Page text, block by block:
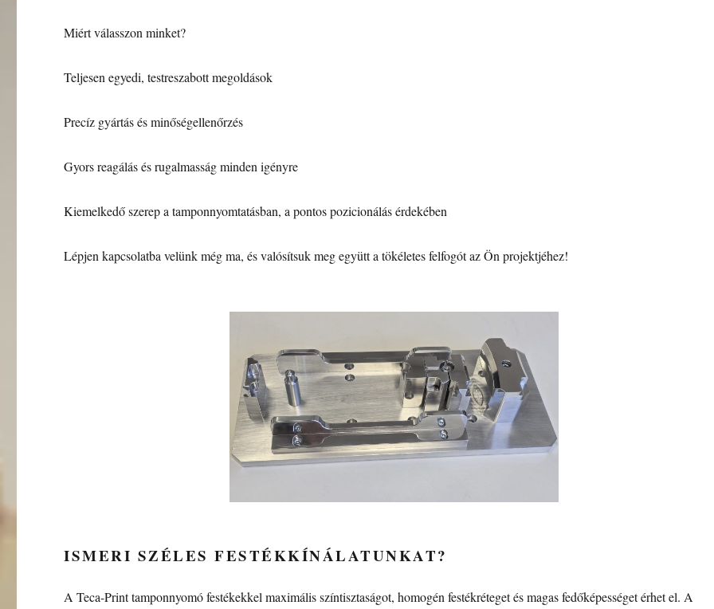
Miért válasszon minket?
Teljesen egyedi, testreszabott megoldások
Precíz gyártás és minőségellenőrzés
Gyors reagálás és rugalmasság minden igényre
Kiemelkedő szerep a tamponnyomtatásban, a pontos pozicionálás érdekében
Lépjen kapcsolatba velünk még ma, és valósítsuk meg együtt a tökéletes felfogót az Ön projektjéhez!
ISMERI SZÉLES FESTÉKKÍNÁLATUNKAT?
A Teca-Print tamponnyomó festékekkel maximális színtisztaságot, homogén festékréteget és magas fedőképességet érhet el. A